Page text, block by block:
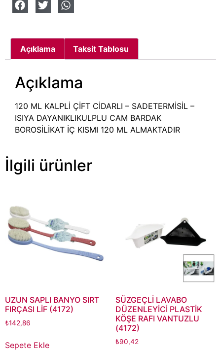
Açıklama Taksit Tablosu
Açıklama
120 ML KALPLİ ÇİFT CİDARLI – SADETERMİSİL –
ISIYA DAYANIKLIKULPLU CAM BARDAK
BOROSİLİKAT İÇ KISMI 120 ML ALMAKTADIR
İlgili ürünler
UZUN SAPLI BANYO SIRT
FIRÇASI LİF (4172)
₺142,86
Sepete Ekle
SÜZGEÇLİ LAVABO
DÜZENLEYİCİ PLASTİK
KÖŞE RAFI VANTUZLU
(4172)
₺90,42